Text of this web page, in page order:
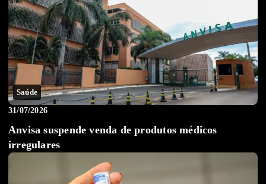
Saúde
31/07/2026
Anvisa suspende venda de produtos médicos
irregulares